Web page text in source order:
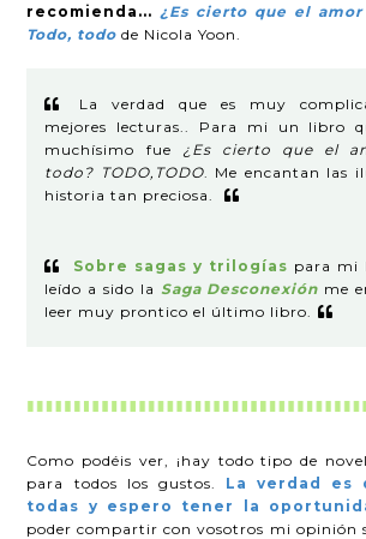
recomienda...¿Es cierto que el
Todo, todo de Nicola Yoon.
La verdad que es muy
mejores lecturas.. Para mi un libro
muchísimo fue ¿Es cierto que el
todo? TODO,TODO. Me encantan las
historia tan preciosa.
Sobre sagas y trilogías para mi
leído a sido la Saga Desconexión me
leer muy prontico el último libro.
Como podéis ver, ¡hay todo tipo de
para todos los gustos. La verdad es
todas y espero tener la
poder compartir con vosotros mi opinión